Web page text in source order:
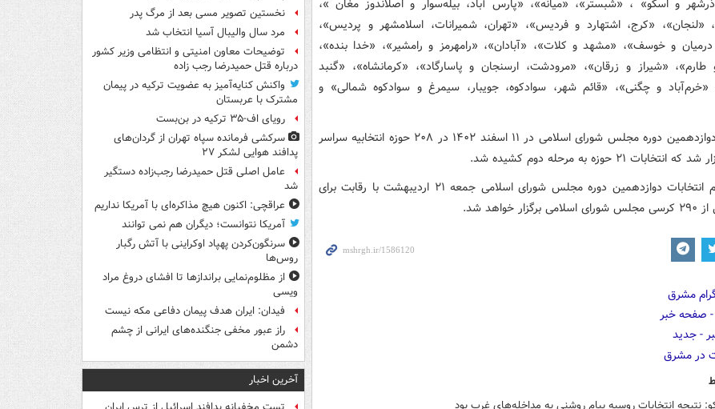
و اسکو» ، «شبستر»، «میانه»، «پارس آباد، بیله‌سوار و اصلاندوز مغان »،
«لنجان»، «کرج، اشتهارد و فردیس»، «تهران، شمیرانات، اسلامشهر و پردیس»،
درمیان و خوسف»، «مشهد و کلات»، «آبادان»، «رامهرمز و رامشیر»، «خدا بنده»،
طارم»، «شیراز و زرقان»، «مرودشت، ارسنجان و پاسارگاد»، «کرمانشاه»، «گنبد
«خرم‌آباد و چگنی»، «قائم شهر، سوادکوه، جویبار، سیمرغ و سوادکوه شمالی» و
انتخابات دوازدهمین دوره مجلس شورای اسلامی در ۱۱ اسفند ۱۴۰۲ در ۲۰۸ حوزه انتخابیه سراسر
۲۱ حوزه به مرحله دوم کشیده شد.
مرحله دوم انتخابات دوازدهمین دوره مجلس شورای اسلامی جمعه ۲۱ اردیبهشت با رقابت برای
نتیجه انتخابات روسیه پیام روشنی به مداخله‌های غرب بود
نخستین تصویر مسی بعد از مرگ پدر
مرد سال والیبال آسیا انتخاب شد
توضیحات معاون امنیتی و انتظامی وزیر کشور
درباره قتل حمیدرضا رجب زاده
واکنش کنایه‌آمیز به عضویت ترکیه در پیمان
مشترک با عربستان
رویای اف-۳۵ ترکیه در بن‌بست
سرکشی فرمانده سپاه تهران از گردان‌های
پدافند هوایی لشکر ۲۷
عامل اصلی قتل حمیدرضا رجب‌زاده دستگیر
شد
عراقچی: اکنون هیچ مذاکره‌ای با آمریکا نداریم
آمریکا نتوانست؛ دیگران هم نمی توانند
سرنگون‌کردن پهپاد اوکراینی با آتش رگبار
روس‌ها
از مظلوم‌نمایی براندازها تا افشای دروغ مراد
ویسی
فیدان: ایران هدف پیمان دفاعی مکه نیست
راز عبور مخفی جنگنده‌های ایرانی از چشم
دشمن
آخرین اخبار